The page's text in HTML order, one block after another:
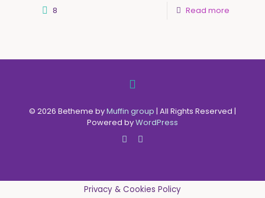
8 Read more
© 2026 Betheme byMuffin group | All Rights Reserved |
Powered byWordPress
Privacy & Cookies Policy